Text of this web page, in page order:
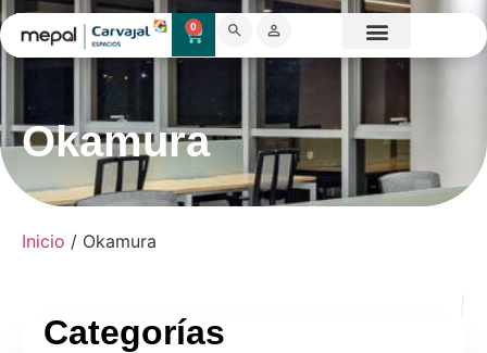
0
Okamura
Inicio / Okamura
Categorías